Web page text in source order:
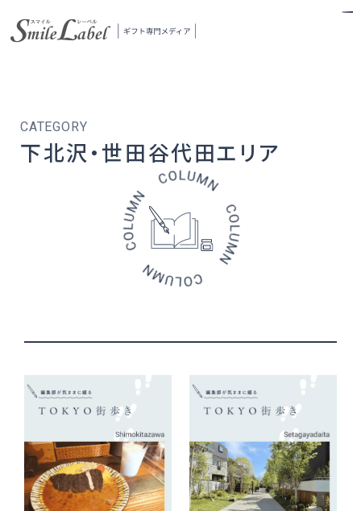
当メディアについて
お店からギフトを探す
商品からギフトを探す
下北沢・世田谷代田エリア